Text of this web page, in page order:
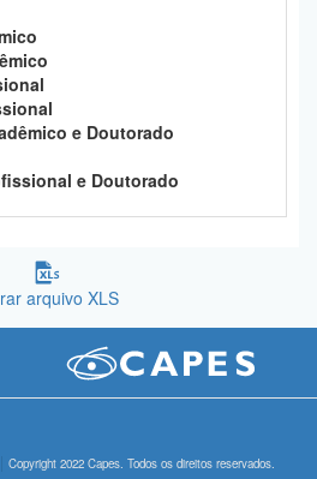
e Doutorado
e Doutorado
arquivo XLS
Copyright 2022 Capes. Todos os direitos reservados.